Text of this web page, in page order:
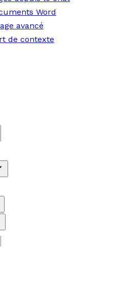
Word
avancé
de contexte